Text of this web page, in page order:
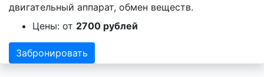
двигательный аппарат, обмен веществ.
Цены: от 2700 рублей
Забронировать